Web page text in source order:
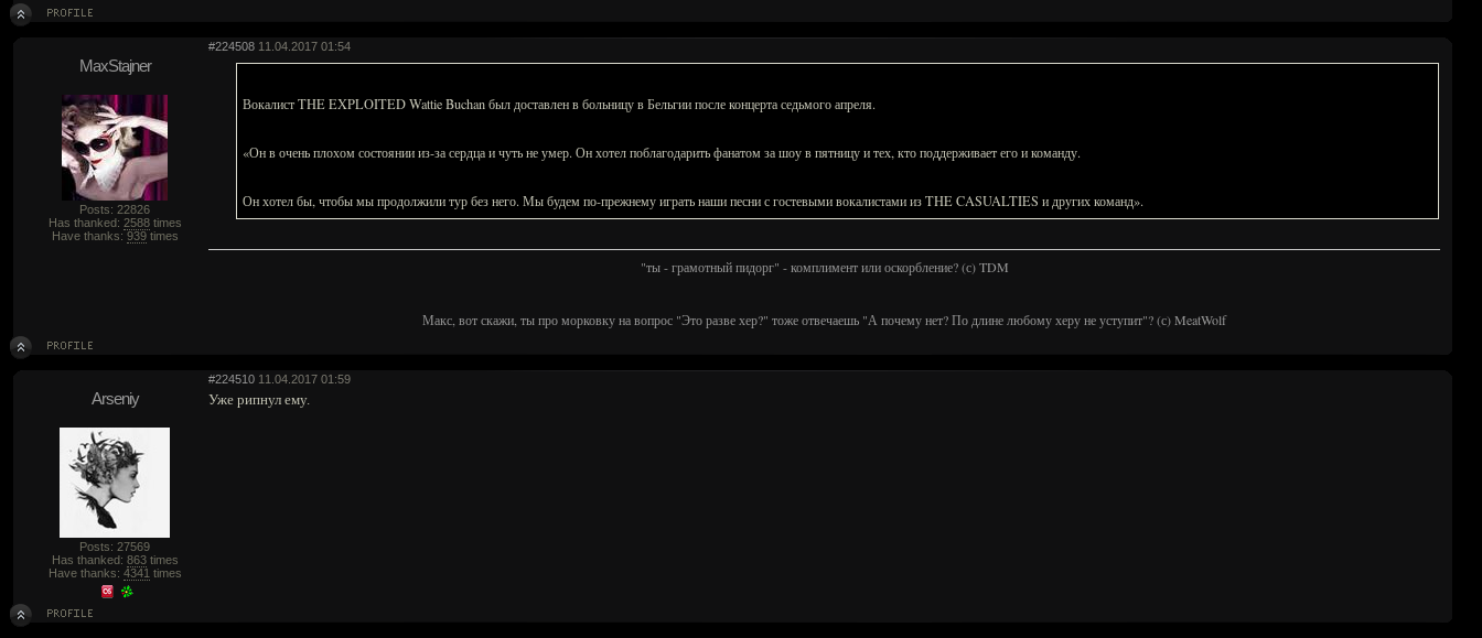
#224508 11.04.2017 01:54
MaxStajner
Posts: 22826
Has thanked: 2588times
Have thanks: 939times
Вокалист THE EXPLOITED Wattie Buchan был доставлен в больницу в Бельгии после концерта седьмого апреля.
«Он в очень плохом состоянии из-за сердца и чуть не умер. Он хотел поблагодарить фанатом за шоу в пятницу и тех, кто поддерживает его и команду.
Он хотел бы, чтобы мы продолжили тур без него. Мы будем по-прежнему играть наши песни с гостевыми вокалистами из THE CASUALTIES и других команд».
"ты - грамотный пидорг" - комплимент или оскорбление? (с) TDM
Макс, вот скажи, ты про морковку на вопрос "Это разве хер?" тоже отвечаешь "А почему нет? По длине любому херу не уступит"? (с) MeatWolf
#224510 11.04.2017 01:59
Arseniy
Posts: 27569
Has thanked: 863times
Have thanks: 4341 times
Уже рипнул ему.